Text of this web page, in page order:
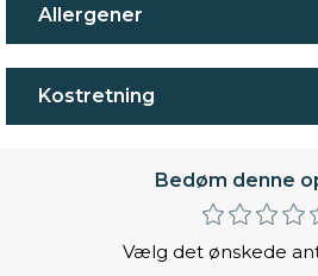
Allergener
Kostretning
Bedøm denne
Vælg det ønskede